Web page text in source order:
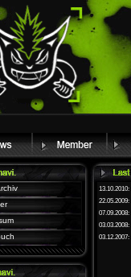
13.10.2010:
22.05.2009:
07.09.2008:
03.03.2008:
03.12.2007: